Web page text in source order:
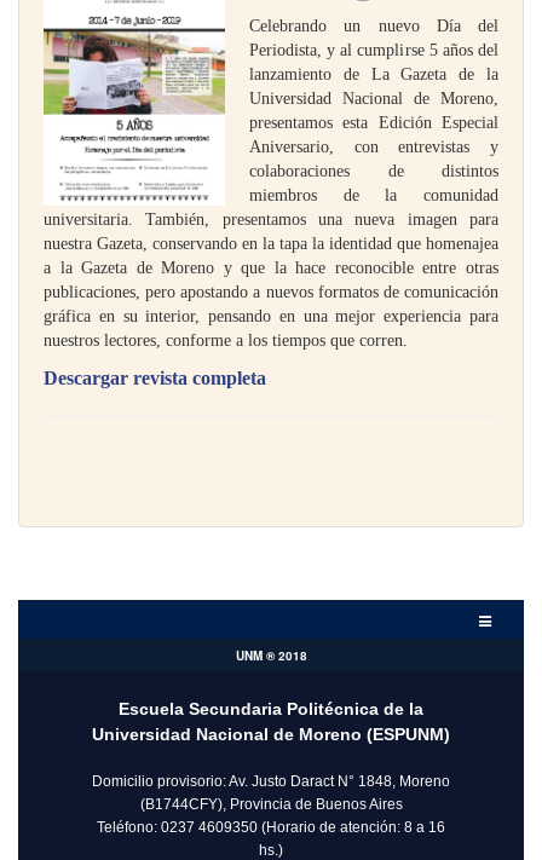
Celebrando un nuevo Día del
Periodista, y al cumplirse 5 años del
lanzamiento de La Gazeta de la
Universidad Nacional de Moreno,
presentamos esta Edición Especial
Aniversario, con entrevistas y
colaboraciones de distintos
miembros de la comunidad
universitaria. También, presentamos una nueva imagen para
nuestra Gazeta, conservando en la tapa la identidad que homenajea
a la Gazeta de Moreno y que la hace reconocible entre otras
publicaciones, pero apostando a nuevos formatos de comunicación
gráfica en su interior, pensando en una mejor experiencia para
nuestros lectores, conforme a los tiempos que corren.
Descargar revista completa
UNM ® 2018
Escuela Secundaria Politécnica de la
Universidad Nacional de Moreno (ESPUNM)
Domicilio provisorio: Av. Justo Daract N° 1848, Moreno
(B1744CFY), Provincia de Buenos Aires
Teléfono: 0237 4609350 (Horario de atención: 8 a 16
hs.)